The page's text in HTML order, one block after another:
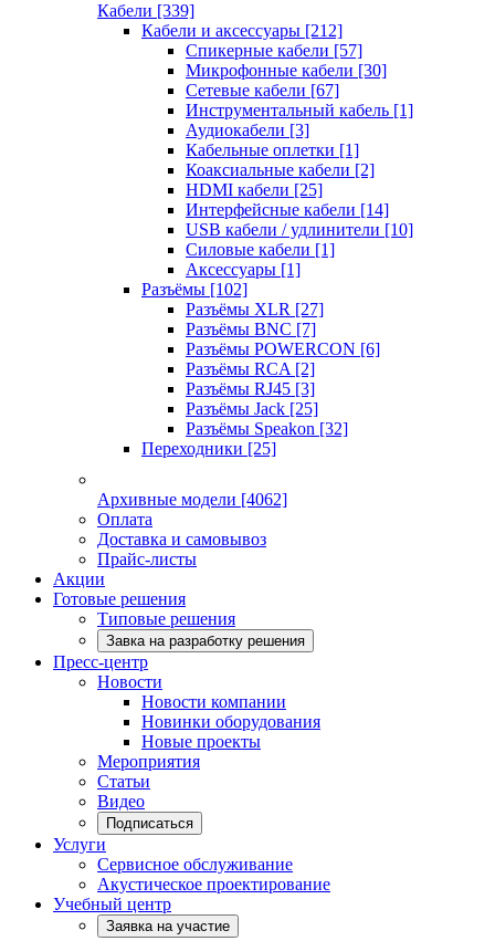
Кабели [339]
Кабели и аксессуары [212]
Спикерные кабели [57]
Микрофонные кабели [30]
Сетевые кабели [67]
Инструментальный кабель [1]
Аудиокабели [3]
Кабельные оплетки [1]
Коаксиальные кабели [2]
HDMI кабели [25]
Интерфейсные кабели [14]
USB кабели / удлинители [10]
Силовые кабели [1]
Аксессуары [1]
Разъёмы [102]
Разъёмы XLR [27]
Разъёмы BNC [7]
Разъёмы POWERCON [6]
Разъёмы RCA [2]
Разъёмы RJ45 [3]
Разъёмы Jack [25]
Разъёмы Speakon [32]
Переходники [25]
Архивные модели [4062]
Оплата
Доставка и самовывоз
Прайс-листы
Акции
Готовые решения
Типовые решения
Завка на разработку решения
Пресс-центр
Новости
Новости компании
Новинки оборудования
Новые проекты
Мероприятия
Статьи
Видео
Подписаться
Услуги
Сервисное обслуживание
Акустическое проектирование
Учебный центр
Заявка на участие